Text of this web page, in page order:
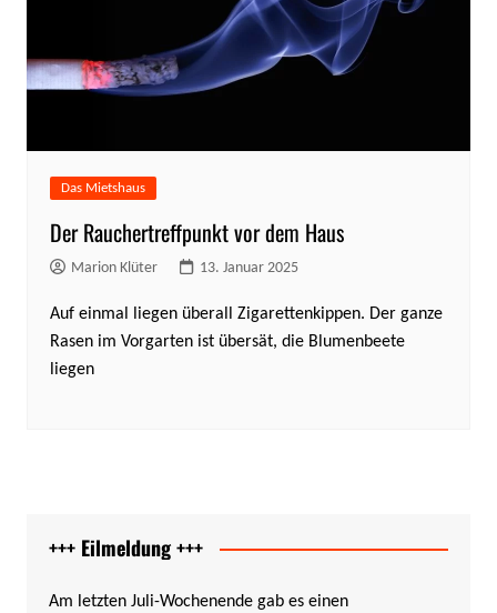
Das Mietshaus
Der Rauchertreffpunkt vor dem Haus
Marion Klüter 13. Januar 2025
Auf einmal liegen überall Zigarettenkippen. Der ganze
Rasen im Vorgarten ist übersät, die Blumenbeete
liegen
+++ Eilmeldung +++
Am letzten Juli-Wochenende gab es einen